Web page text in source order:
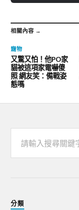
相關內容 →
寵物
又驚又怕！他PO家
貓被這項家電嚇傻
照 網友笑：備戰姿
態嗎
分類